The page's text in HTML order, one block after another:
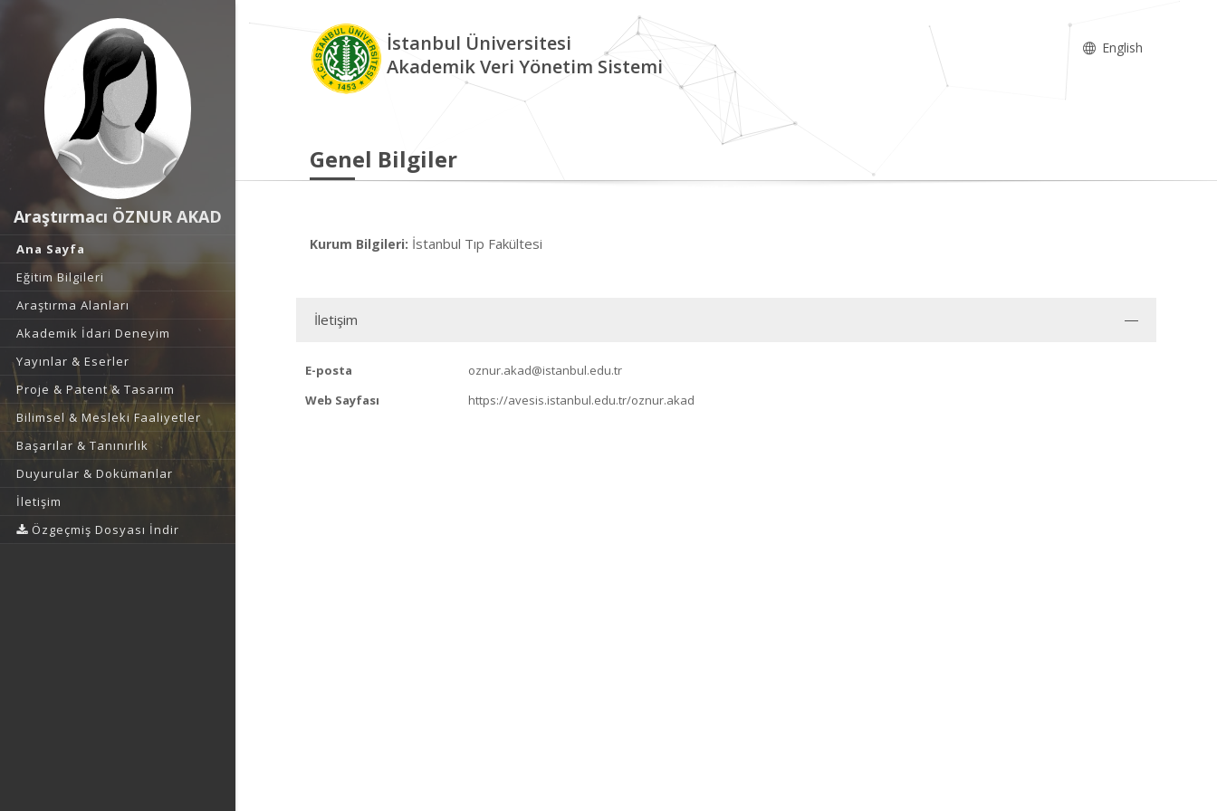
Araştırmacı ÖZNUR AKAD
Ana Sayfa
Eğitim Bilgileri
Araştırma Alanları
Akademik İdari Deneyim
Yayınlar & Eserler
Proje & Patent & Tasarım
Bilimsel & Mesleki Faaliyetler
Başarılar & Tanınırlık
Duyurular & Dokümanlar
İletişim
Özgeçmiş Dosyası İndir
İstanbul Üniversitesi
Akademik Veri Yönetim Sistemi
English
Genel Bilgiler
Kurum Bilgileri: İstanbul Tıp Fakültesi
İletişim
E-posta
oznur.akad@istanbul.edu.tr
Web Sayfası
https://avesis.istanbul.edu.tr/oznur.akad